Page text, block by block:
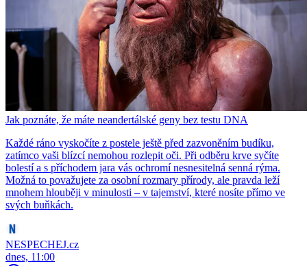
Jak poznáte, že máte neandertálské geny bez testu DNA
Každé ráno vyskočíte z postele ještě před zazvoněním budíku,
zatímco vaši blízcí nemohou rozlepit oči. Při odběru krve syčíte
bolestí a s příchodem jara vás ochromí nesnesitelná senná rýma.
Možná to považujete za osobní rozmary přírody, ale pravda leží
mnohem hlouběji v minulosti – v tajemství, které nosíte přímo ve
svých buňkách.
NESPECHEJ.cz
dnes, 11:00